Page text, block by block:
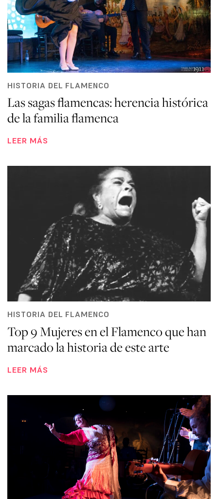
HISTORIA DEL FLAMENCO
Las sagas flamencas: herencia histórica
de la familia flamenca
LEER MÁS
HISTORIA DEL FLAMENCO
Top 9 Mujeres en el Flamenco que han
marcado la historia de este arte
LEER MÁS